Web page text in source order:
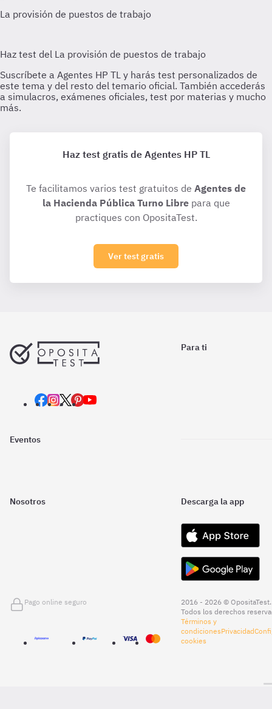
Haz test gratis de Agentes HP TL
Te facilitamos varios test gratuitos de Agentes de
la Hacienda Pública Turno Librepara que
practiques con OpositaTest.
Ver test gratis
Para ti
Eventos
Nosotros Descarga la app
Pago online seguro
2016 - 2026 © OpositaTest.
Todos los derechos
Términos y
condicionesPrivacidad
cookies